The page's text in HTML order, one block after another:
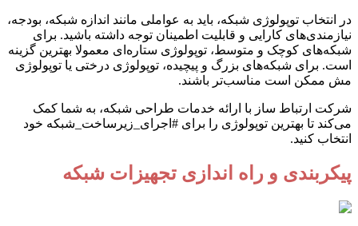
در انتخاب توپولوژی شبکه، باید به عواملی مانند اندازه شبکه، بودجه،
نیازمندی‌های کارایی و قابلیت اطمینان توجه داشته باشید. برای
شبکه‌های کوچک و متوسط، توپولوژی ستاره‌ای معمولا بهترین گزینه
است. برای شبکه‌های بزرگ و پیچیده، توپولوژی درختی یا توپولوژی
مش ممکن است مناسب‌تر باشند.
شرکت ارتباط ساز با ارائه خدمات طراحی شبکه، به شما کمک
می‌کند تا بهترین توپولوژی را برای #اجرای_زیرساخت_شبکه خود
انتخاب کنید.
پیکربندی و راه اندازی تجهیزات شبکه